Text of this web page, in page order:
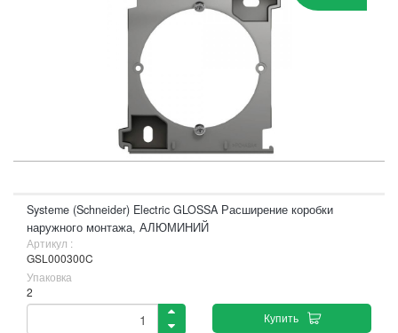
Systeme (Schneider) Electric GLOSSA Расширение коробки
наружного монтажа, АЛЮМИНИЙ
Артикул :
GSL000300C
Упаковка
2
Купить